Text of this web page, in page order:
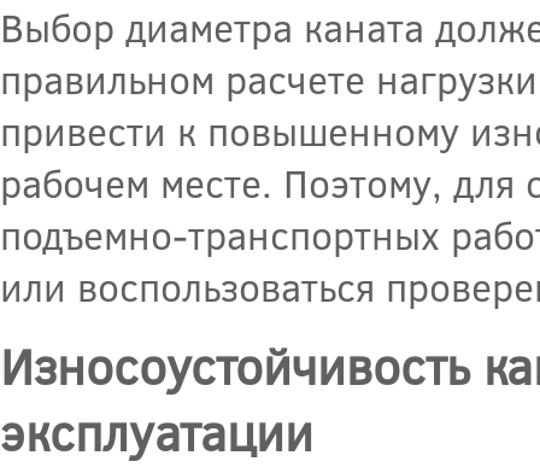
Выбор диаметра каната
правильном расчете
привести к повышенному
рабочем месте. Поэтому, для
подъемно-транспортных
или воспользоваться
Износоустойчивость
эксплуатации